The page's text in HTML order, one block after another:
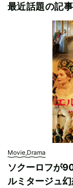
最近話題の記事
Movie,Drama
ソクーロフが
ルミタージュ